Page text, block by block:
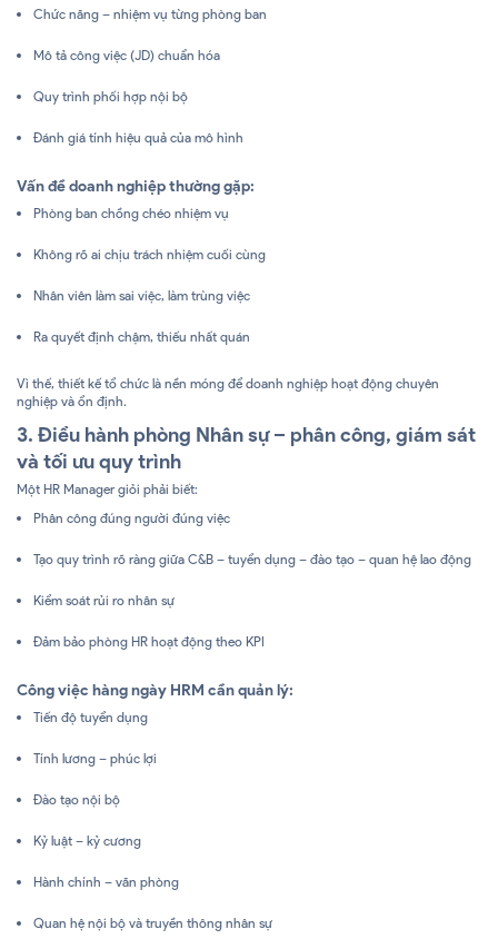
Chức năng – nhiệm vụ từng phòng ban
Mô tả công việc (JD) chuẩn hóa
Quy trình phối hợp nội bộ
Đánh giá tính hiệu quả của mô hình
Vấn đề doanh nghiệp thường gặp:
Phòng ban chồng chéo nhiệm vụ
Không rõ ai chịu trách nhiệm cuối cùng
Nhân viên làm sai việc, làm trùng việc
Ra quyết định chậm, thiếu nhất quán
Vì thế, thiết kế tổ chức là nền móng để doanh nghiệp hoạt động chuyên
nghiệp và ổn định.
3. Điều hành phòng Nhân sự – phân công, giám sát
và tối ưu quy trình
Một HR Manager giỏi phải biết:
Phân công đúng người đúng việc
Tạo quy trình rõ ràng giữa C&B – tuyển dụng – đào tạo – quan hệ lao động
Kiểm soát rủi ro nhân sự
Đảm bảo phòng HR hoạt động theo KPI
Công việc hàng ngày HRM cần quản lý:
Tiến độ tuyển dụng
Tính lương – phúc lợi
Đào tạo nội bộ
Kỷ luật – kỷ cương
Hành chính – văn phòng
Quan hệ nội bộ và truyền thông nhân sự